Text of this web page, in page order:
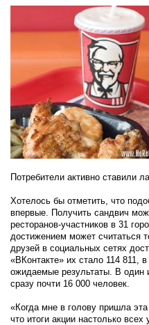
Потребители активно ставили
Хотелось бы отметить, что
впервые. Получить сандвич
ресторанов-участников в 31
достижением может считаться
друзей в социальных сетях
«ВКонтакте» их стало 114 811,
ожидаемые результаты. В один
сразу почти 16 000 человек.
«Когда мне в голову пришла
что итоги акции настолько всех